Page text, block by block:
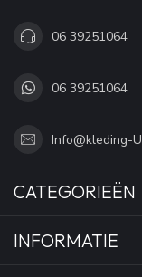
06 39251064
06 39251064
Info@kleding-
CATEGORIEËN
INFORMATIE